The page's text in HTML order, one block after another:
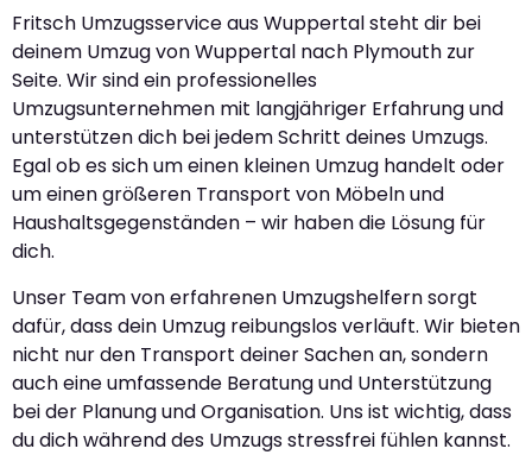
Fritsch Umzugsservice aus Wuppertal steht dir bei
deinem Umzug von Wuppertal nach Plymouth zur
Seite. Wir sind ein professionelles
Umzugsunternehmen mit langjähriger Erfahrung und
unterstützen dich bei jedem Schritt deines Umzugs.
Egal ob es sich um einen kleinen Umzug handelt oder
um einen größeren Transport von Möbeln und
Haushaltsgegenständen – wir haben die Lösung für
dich.
Unser Team von erfahrenen Umzugshelfern sorgt
dafür, dass dein Umzug reibungslos verläuft. Wir bieten
nicht nur den Transport deiner Sachen an, sondern
auch eine umfassende Beratung und Unterstützung
bei der Planung und Organisation. Uns ist wichtig, dass
du dich während des Umzugs stressfrei fühlen kannst.